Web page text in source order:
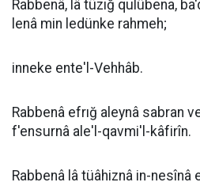
Rabbenâ, lâ tüzığ qulûbena,
lenâ min ledünke rahmeh;
inneke ente'l-Vehhâb.
Rabbenâ efrığ aleynâ sabran
f'ensurnâ ale'l-qavmi'l-kâfirîn.
Rabbenâ lâ tüâhiznâ in-nesînâ